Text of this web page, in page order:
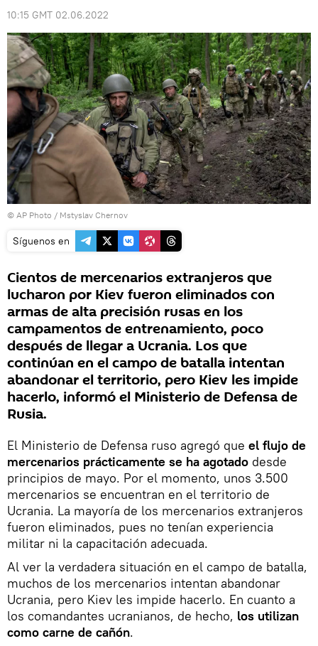
10:15 GMT 02.06.2022
© AP Photo / Mstyslav Chernov
Síguenos en
Cientos de mercenarios extranjeros que
lucharon por Kiev fueron eliminados con
armas de alta precisión rusas en los
campamentos de entrenamiento, poco
después de llegar a Ucrania. Los que
continúan en el campo de batalla intentan
abandonar el territorio, pero Kiev les impide
hacerlo, informó el Ministerio de Defensa de
Rusia.
El Ministerio de Defensa ruso agregó que el flujo de
mercenarios prácticamente se ha agotado desde
principios de mayo. Por el momento, unos 3.500
mercenarios se encuentran en el territorio de
Ucrania. La mayoría de los mercenarios extranjeros
fueron eliminados, pues no tenían experiencia
militar ni la capacitación adecuada.
Al ver la verdadera situación en el campo de batalla,
muchos de los mercenarios intentan abandonar
Ucrania, pero Kiev les impide hacerlo. En cuanto a
los comandantes ucranianos, de hecho, los utilizan
como carne de cañón.